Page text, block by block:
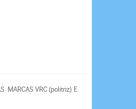
MARCAS VRC (politriz) E